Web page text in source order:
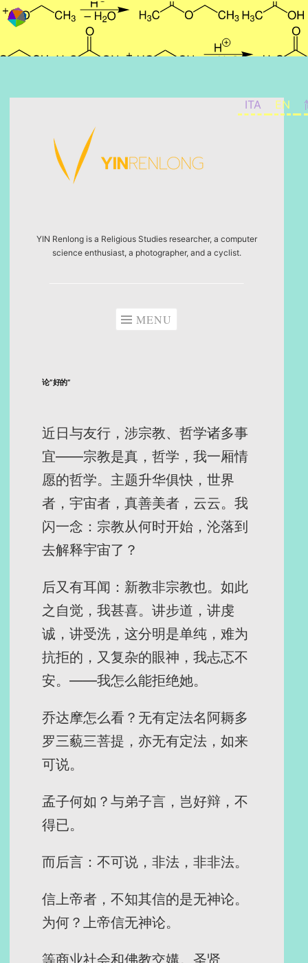
ITA EN
Skip to content
YIN Renlong is a Religious Studies researcher, a computer
science enthusiast, a photographer, and a cyclist.
MENU
论”好的”
近日与友行，涉宗教、哲学诸多事
宜——宗教是真，哲学，我一厢情
愿的哲学。主题升华俱快，世界
者，宇宙者，真善美者，云云。我
闪一念：宗教从何时开始，沦落到
去解释宇宙了？
后又有耳闻：新教非宗教也。如此
之自觉，我甚喜。讲步道，讲虔
诚，讲受洗，这分明是单纯，难为
抗拒的，又复杂的眼神，我忐忑不
安。——我怎么能拒绝她。
乔达摩怎么看？无有定法名阿耨多
罗三藐三菩提，亦无有定法，如来
可说。
孟子何如？与弟子言，岂好辩，不
得已。
而后言：不可说，非法，非非法。
信上帝者，不知其信的是无神论。
为何？上帝信无神论。
等商业社会和佛教交媾。圣贤